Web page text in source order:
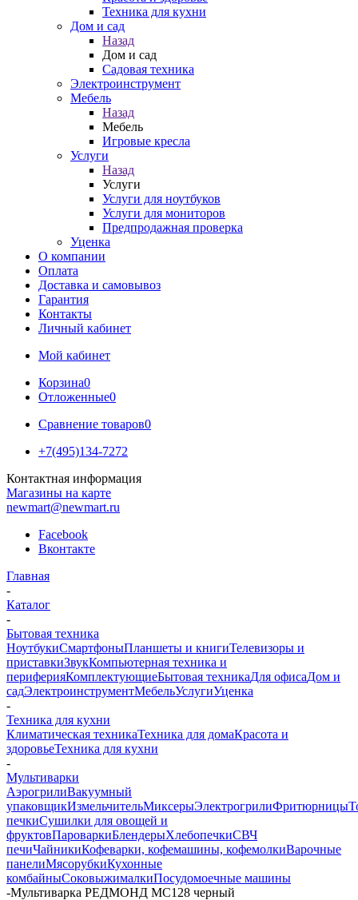
Техника для кухни
Дом и сад
Назад
Дом и сад
Садовая техника
Электроинструмент
Мебель
Назад
Мебель
Игровые кресла
Услуги
Назад
Услуги
Услуги для ноутбуков
Услуги для мониторов
Предпродажная проверка
Уценка
О компании
Оплата
Доставка и самовывоз
Гарантия
Контакты
Личный кабинет
Мой кабинет
Корзина0
Отложенные0
Сравнение товаров0
+7(495)134-7272
Контактная информация
Магазины на карте
newmart@newmart.ru
Facebook
Вконтакте
Главная
-
Каталог
-
Бытовая техника
НоутбукиСмартфоныПланшеты и книгиТелевизоры и
приставкиЗвукКомпьютерная техника и
периферияКомплектующиеБытовая техникаДля офисаДом и
садЭлектроинструментМебельУслугиУценка
-
Техника для кухни
Климатическая техникаТехника для домаКрасота и
здоровьеТехника для кухни
-
Мультиварки
АэрогрилиВакуумный
упаковщикИзмельчительМиксерыЭлектрогрилиФритюрницы
печкиСушилки для овощей и
фруктовПароваркиБлендерыХлебопечкиСВЧ
печиЧайникиКофеварки, кофемашины, кофемолкиВарочные
панелиМясорубкиКухонные
комбайныСоковыжималкиПосудомоечные машины
-Мультиварка РЕДМОНД MC128 черный